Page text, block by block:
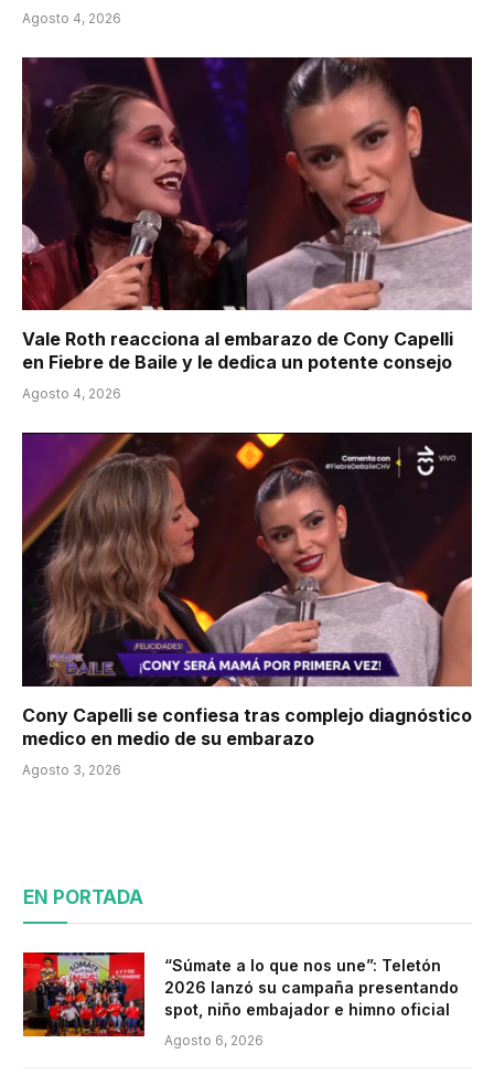
Agosto 4, 2026
Vale Roth reacciona al embarazo de Cony Capelli
en Fiebre de Baile y le dedica un potente consejo
Agosto 4, 2026
Cony Capelli se confiesa tras complejo diagnóstico
medico en medio de su embarazo
Agosto 3, 2026
EN PORTADA
“Súmate a lo que nos une”: Teletón
2026 lanzó su campaña presentando
spot, niño embajador e himno oficial
Agosto 6, 2026